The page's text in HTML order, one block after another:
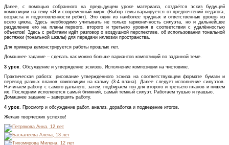
Далее, с помощью собранного на предыдущем уроке материала, создаётся эскиз будущей
композиции на тему «Я и современный мир». (Выбор темы варьируется от предпочтений педагога,
возраста и подготовленности ребят). Это один из наиболее трудных и ответственных уроков из
всего цикла. Здесь необходимо учитывать не только гармоничность силуэта, но и дальнейшее
разделение его на планы первого, второго и третьего уровня в соответствии с удалённостью
объектов! Здесь с ребятами идёт разговор о воздушной перспективе, об использовании тональной
растяжки (тональной шкалы) для передачи иллюзии пространства.
Для примера демонстрируется работы прошлых лет.
Домашнее задание – сделать как можно больше вариантов композиций по заданной теме.
3 урок . Обсуждение и утверждение эскизов. Исполнение композиции на чистовике.
Практическая работа: рисование утверждённого эскиза на соответствующем формате бумаги и
перевод разных планов композиции на кальку (3-4 плана). Далее следует исполнение силуэтов.
Начинаем работу с самого дальнего, затем, подбираем тон для второго и третьего планов и пишем
их. Последним исполняется самый ближний, самый темный силуэт. Работаем тушью и гуашью.
Домашнее задание – завершить работу.
4 урок . Просмотр и обсуждение работ, анализ, доработка и подведение итогов.
Желаю творческих успехов!